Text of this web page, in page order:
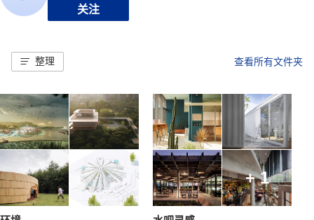
关注
整理 查看所有文件夹
+ 1